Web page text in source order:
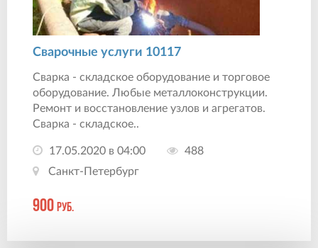
Сварочные услуги 10117
Сварка - складское оборудование и торговое
оборудование. Любые металлоконструкции.
Ремонт и восстановление узлов и агрегатов.
Сварка - складское..
17.05.2020 в 04:00
488
Санкт-Петербург
900 руб.